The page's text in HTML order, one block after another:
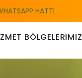
HATTI
BÖLGELERIMIZ